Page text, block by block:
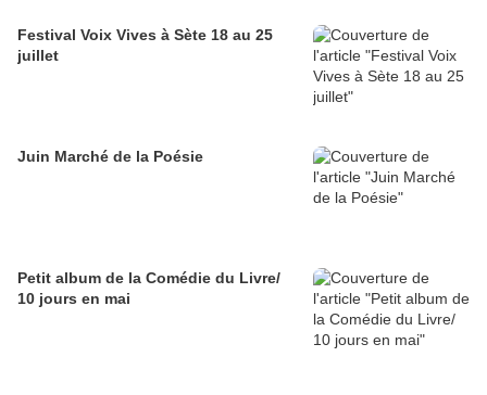
Festival Voix Vives à Sète 18 au 25
juillet
Juin Marché de la Poésie
Petit album de la Comédie du Livre/
10 jours en mai